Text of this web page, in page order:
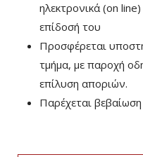
ηλεκτρονικά (on
επίδοσή του
Προσφέρεται
τμήμα, με παροχή
επίλυση αποριών.
Παρέχεται